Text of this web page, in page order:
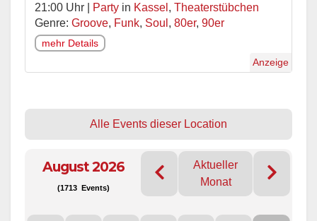
21:00 Uhr | Party in Kassel , Theaterstübchen
Genre: Groove, Funk, Soul , 80er, 90er
mehr Details
Anzeige
Alle Events dieser Location
August 2026
(1713 Events)
Aktueller
Monat